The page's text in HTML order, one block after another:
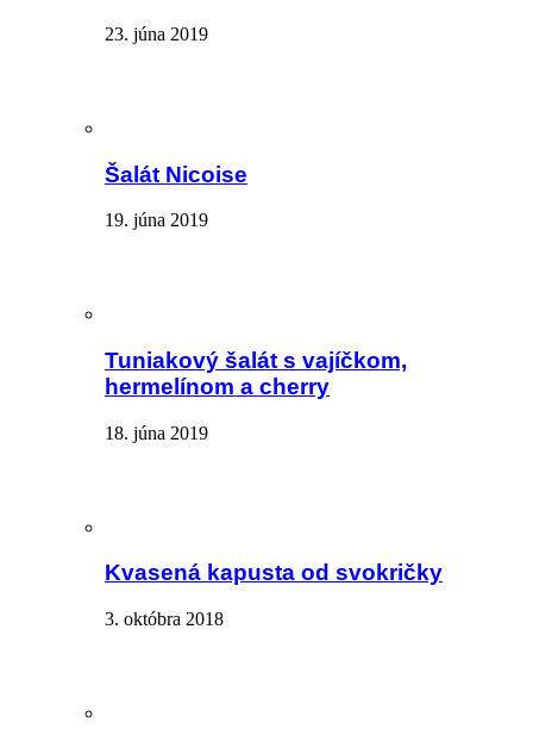
23. júna 2019
Šalát Nicoise
19. júna 2019
Tuniakový šalát s vajíčkom,
hermelínom a cherry
18. júna 2019
Kvasená kapusta od svokričky
3. októbra 2018